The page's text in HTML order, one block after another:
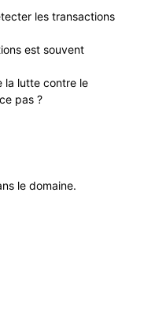
les transactions
est souvent
la lutte contre le
pas ?
le domaine.